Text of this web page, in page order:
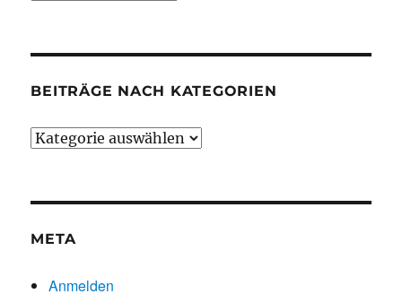
BEITRÄGE NACH KATEGORIEN
Beiträge
META
Anmelden